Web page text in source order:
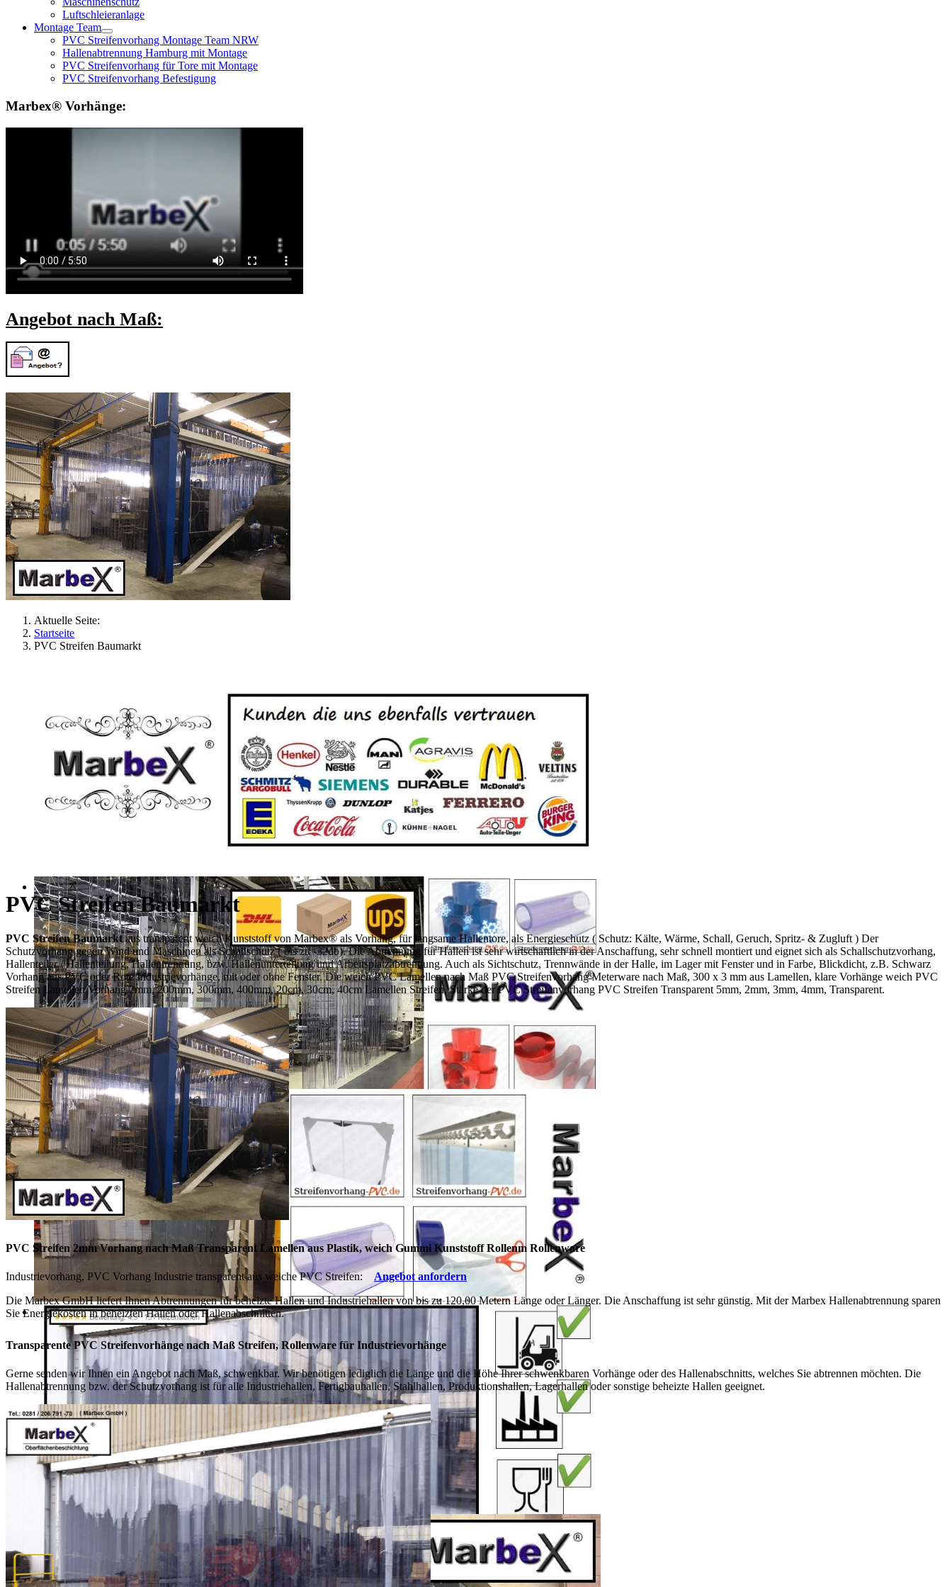
Luftschleieranlage
Montage Team
PVC Streifenvorhang Montage Team NRW
Hallenabtrennung Hamburg mit Montage
PVC Streifenvorhang für Tore mit Montage
PVC Streifenvorhang Befestigung
Marbex® Vorhänge:
Angebot nach Maß:
Aktuelle Seite:
Startseite
PVC Streifen Baumarkt
PVC Streifen Baumarkt
PVC Streifen Baumarktaus transparent weich Kunststoff von Marbex® als Vorhang, für langsame Hallentore, als Energieschutz ( Schutz: Kälte, Wärme, Schall, Geruch, Spritz- & Zugluft ) Der
Schutzvorhang gegen Wind und Maschinen als Schallschutz ( bis zu -32db). Die Abtrennung für Hallen ist sehr wirtschaftlich in der Anschaffung, sehr schnell montiert und eignet sich als Schallschutzvorhang,
Hallenteiler /Hallenteilung,Hallentrennung, bzw. Hallenunterteilung und Arbeitsplatzabtrennung. Auch als Sichtschutz, Trennwände in der Halle, im Lager mit Fenster und in Farbe, Blickdicht, z.B. Schwarz
Vorhang aus PVC oder Rote Industrievorhänge, mit oder ohne Fenster. Die weich PVC Lamellen nach Maß PVC Streifenvorhang Meterware nach Maß, 300 x 3 mm aus Lamellen, klare Vorhänge weich PVC
Streifen Lamellen Vorhang 2mm, 200mm, 300mm, 400mm, 20cm, 30cm, 40cm Lamellen Streifen, Stärke der PVC Streifenvorhang PVC Streifen Transparent 5mm, 2mm, 3mm, 4mm, Transparent.
PVC Streifen 2mm Vorhang nach Maß Transparent Lamellen aus Plastik, weich Gummi Kunststoff Rollenm Rollenware
Industrievorhang, PVC Vorhang Industrie transparent aus weiche PVC Streifen:
Angebot anfordern
Die Marbex GmbH liefert Ihnen Abtrennungen für beheizte Hallen und Industriehallen von bis zu 120,00 Metern Länge oder Länger. Die Anschaffung ist sehr günstig. Mit der Marbex Hallenabtrennung sparen
Sie Energiekosten in beheizten Hallen oder Hallenabschnitten.
Transparente PVC Streifenvorhänge nach Maß Streifen, Rollenware für Industrievorhänge
Gerne senden wir Ihnen ein Angebot nach Maß, schwenkbar. Wir benötigen lediglich die Länge und die Höhe Ihrer schwenkbaren Vorhänge oder des Hallenabschnitts, welches Sie abtrennen möchten. Die
Hallenabtrennung bzw. der Schutzvorhang ist für alle Industriehallen, Fertigbauhallen, Stahlhallen, Produktionshallen, Lagerhallen oder sonstige beheizte Hallen geeignet.